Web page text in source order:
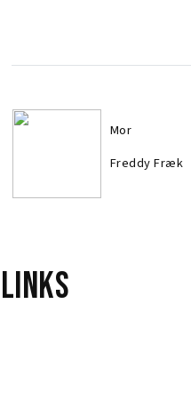
Mor
Freddy Fræk
Links